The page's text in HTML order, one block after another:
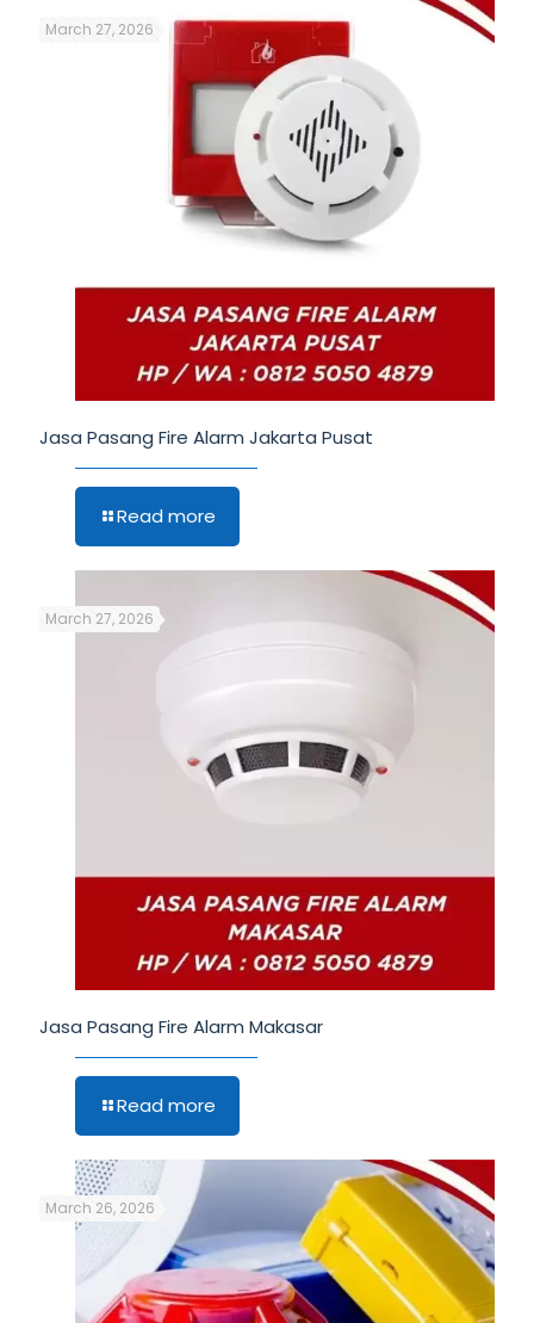
March 27, 2026
Jasa Pasang Fire Alarm Jakarta Pusat
Read more
March 27, 2026
Jasa Pasang Fire Alarm Makasar
Read more
March 26, 2026